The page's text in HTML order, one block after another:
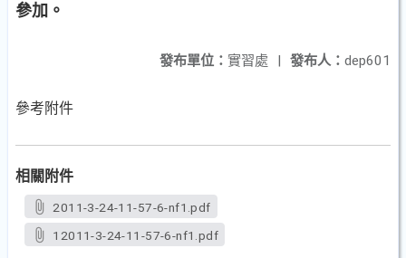
參加。
發布人： dep601
發布單位： 實習處 |
參考附件
相關附件
2011-3-24-11-57-6-nf1.pdf
12011-3-24-11-57-6-nf1.pdf